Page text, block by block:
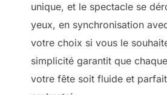
unique, et le spectacle se
yeux, en synchronisation
votre choix si vous le
simplicité garantit que
votre fête soit fluide et